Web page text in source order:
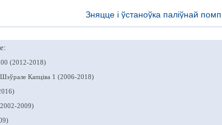
Зняцце і ўстаноўка паліўнай
(2012-2018)
Шэўрале Капціва 1 (2006-2018)
2009)